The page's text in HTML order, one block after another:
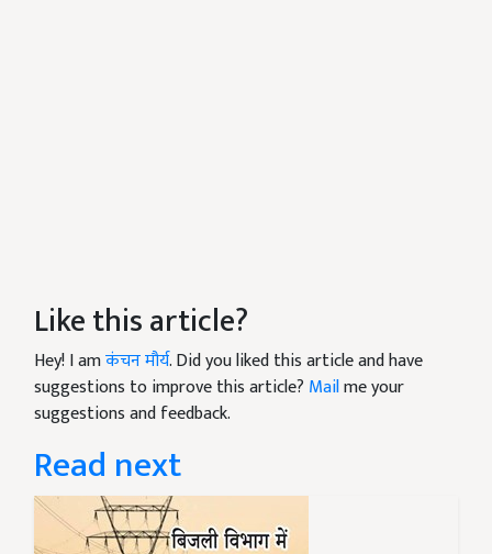
Like this article?
Hey! I amकंचन मौर्य. Did you liked this article and have
suggestions to improve this article? Mailme your
suggestions and feedback.
Read next